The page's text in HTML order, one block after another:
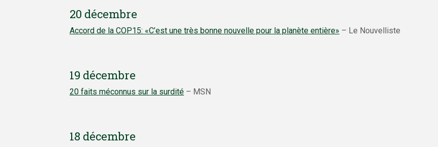
20 décembre
Accord de la COP15: «C’est une très bonne nouvelle pour la planète entière» – Le Nouvelliste
19 décembre
20 faits méconnus sur la surdité – MSN
18 décembre